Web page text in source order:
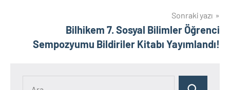
Sonraki yazı
Bilhikem 7. Sosyal Bilimler Öğrenci
Sempozyumu Bildiriler Kitabı Yayımlandı!